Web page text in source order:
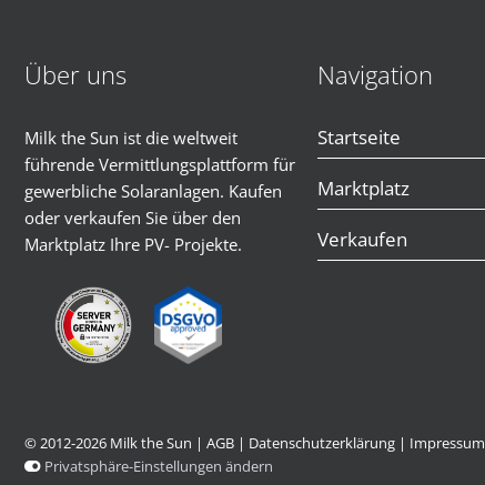
Über uns
Milk the Sun ist die weltweit
führende Vermittlungsplattform für
gewerbliche Solaranlagen. Kaufen
oder verkaufen Sie über den
Marktplatz Ihre PV- Projekte.
Navigation
Startseite
Marktplatz
Verkaufen
© 2012-2026 Milk the Sun | AGB | Datenschutzerklärung | Impressum
Privatsphäre-Einstellungen ändern